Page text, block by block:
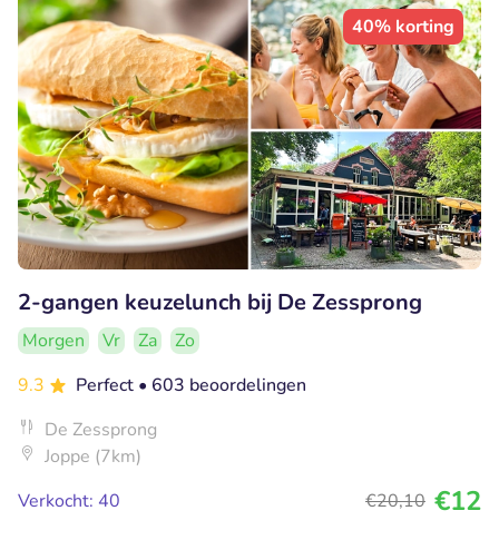
40% korting
2-gangen keuzelunch bij De Zessprong
Morgen Vr Za
Zo
9.3
Perfect • 603 beoordelingen
De Zessprong
Joppe (7km)
Verkocht: 40
€20,10 €12